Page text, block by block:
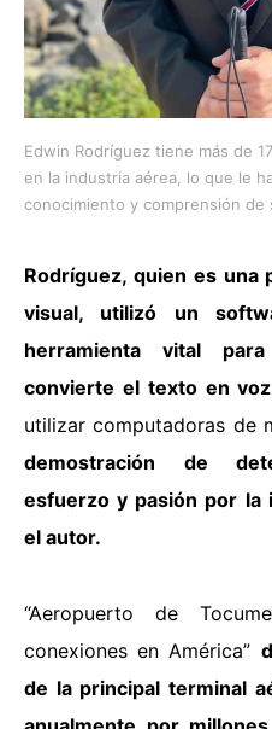
Edwin Rodríguez tiene más de
en la industria aérea, lo que le
conocimiento y comprensión de
Rodríguez, quien es una
visual, utilizó un
herramienta vital
convierte el texto en
utilizar computadoras de
demostración de
esfuerzo y pasión por la
el autor.
“Aeropuerto de
conexiones en América”
de la principal terminal